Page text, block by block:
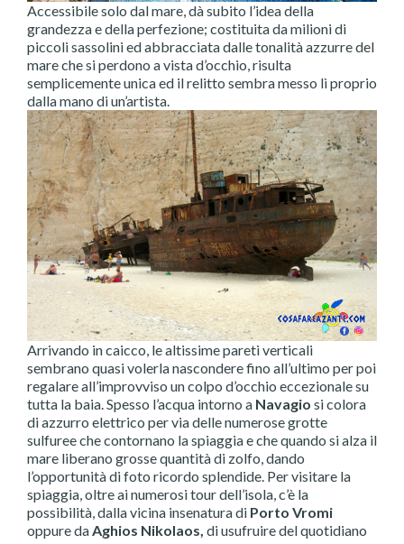
Accessibile solo dal mare, dà subito l’idea della
grandezza e della perfezione; costituita da milioni di
piccoli sassolini ed abbracciata dalle tonalità azzurre del
mare che si perdono a vista d’occhio, risulta
semplicemente unica ed il relitto sembra messo lì proprio
dalla mano di un’artista.
Arrivando in caicco, le altissime pareti verticali
sembrano quasi volerla nascondere fino all’ultimo per poi
regalare all’improvviso un colpo d’occhio eccezionale su
tutta la baia. Spesso l’acqua intorno a Navagio si colora
di azzurro elettrico per via delle numerose grotte
sulfuree che contornano la spiaggia e che quando si alza il
mare liberano grosse quantità di zolfo, dando
l’opportunità di foto ricordo splendide. Per visitare la
spiaggia, oltre ai numerosi tour dell’isola, c’è la
possibilità, dalla vicina insenatura di Porto Vromi
oppure daAghios Nikolaos, di usufruire del quotidiano